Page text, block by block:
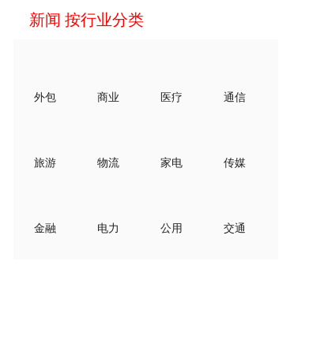
新闻 按行业分类
外包 商业 医疗 通信
旅游 物流 家电 传媒
金融 电力 公用 交通